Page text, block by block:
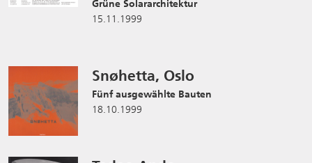
Grüne Solararchitektur
15.11.1999
Snøhetta, Oslo
Fünf ausgewählte Bauten
18.10.1999